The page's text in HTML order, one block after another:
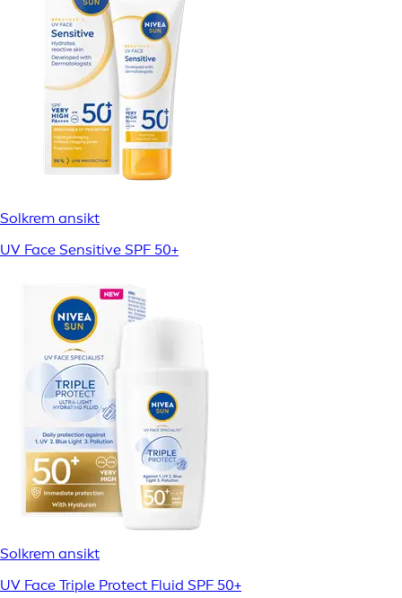
Solkrem ansikt
UV Face Sensitive SPF 50+
Solkrem ansikt
UV Face Triple Protect Fluid SPF 50+